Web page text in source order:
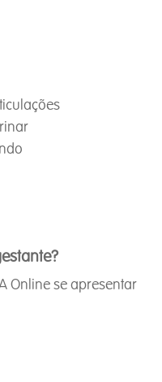
?
Online se apresentar